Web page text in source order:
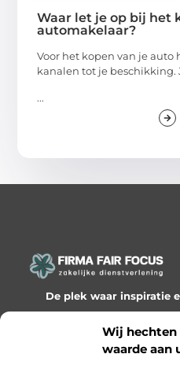
Wij hechten
waarde aan
Waar let je op bij het
automakelaar?
Voor het kopen van je auto
kanalen tot je beschikking.
...
De plek waar inspiratie
Ontdek onze blogs en
waardevolle